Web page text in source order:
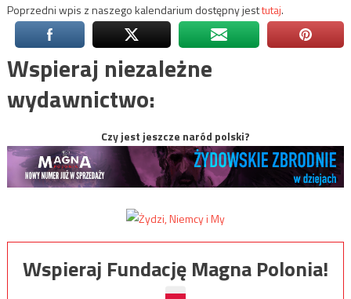
Poprzedni wpis z naszego kalendarium dostępny jesttutaj.
Wspieraj niezależne
wydawnictwo:
Czy jest jeszcze naród polski?
Wspieraj Fundację Magna Polonia!